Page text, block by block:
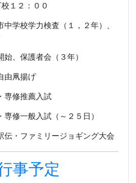
：００
中学校学力検査（１，２年）、
、保護者会（３年）
由凧揚げ
専修推薦入試
専修一般入試（～２５日）
伝・ファミリージョギング大会
事予定